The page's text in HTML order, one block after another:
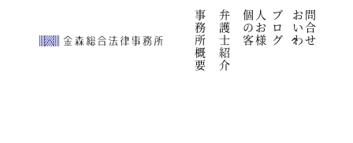
事
務
所
概
要
弁
護
士
紹
介
個人
のお
客様
ブ
ロ
グ
お問
い合
わせ